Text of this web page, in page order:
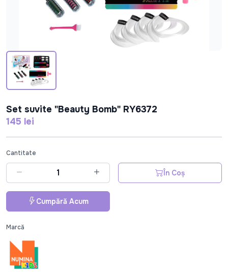
Set suvite "Beauty Bomb" RY6372
145 lei
Cantitate
În Coș
Cumpără Acum
Marcă